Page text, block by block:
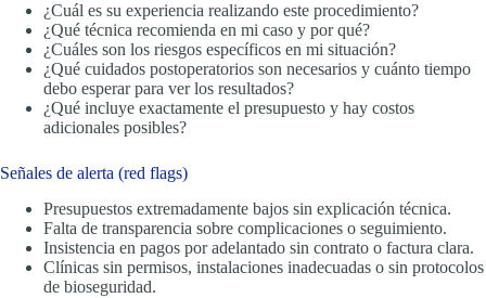
¿Cuál es su experiencia realizando este procedimiento?
¿Qué técnica recomienda en mi caso y por qué?
¿Cuáles son los riesgos específicos en mi situación?
¿Qué cuidados postoperatorios son necesarios y cuánto tiempo
debo esperar para ver los resultados?
¿Qué incluye exactamente el presupuesto y hay costos
adicionales posibles?
Señales de alerta (red flags)
Presupuestos extremadamente bajos sin explicación técnica.
Falta de transparencia sobre complicaciones o seguimiento.
Insistencia en pagos por adelantado sin contrato o factura clara.
Clínicas sin permisos, instalaciones inadecuadas o sin protocolos
de bioseguridad.